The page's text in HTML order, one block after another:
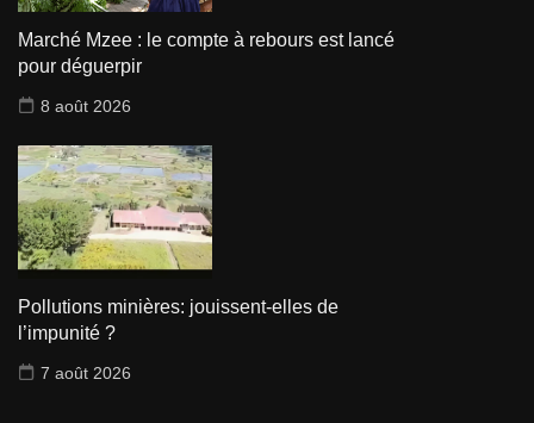
Marché Mzee : le compte à rebours est lancé
pour déguerpir
8 août 2026
Pollutions minières: jouissent-elles de
l’impunité ?
7 août 2026